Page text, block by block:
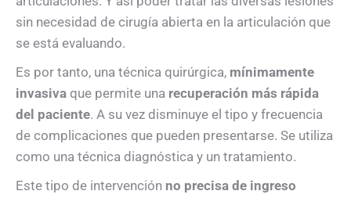
sin necesidad de cirugía abierta en la articulación que
se está evaluando.
Es por tanto, una técnica quirúrgica, mínimamente
invasiva que permite una recuperación más rápida
del paciente. A su vez disminuye el tipo y frecuencia
de complicaciones que pueden presentarse. Se utiliza
como una técnica diagnóstica y un tratamiento.
Este tipo de intervención no precisa de ingreso